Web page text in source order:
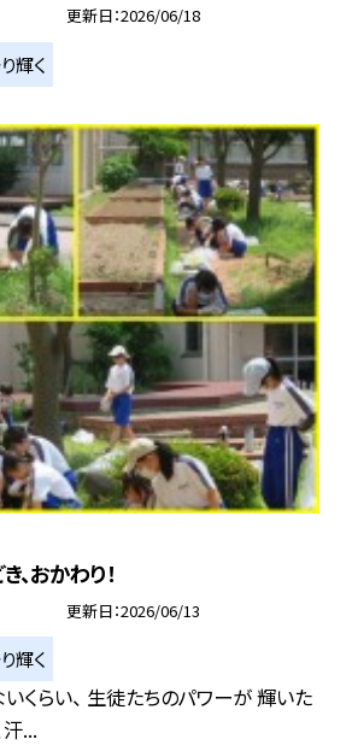
更新日 2026/06/18
輝く
、おかわり！
更新日 2026/06/13
輝く
くらい、 生徒たちのパワーが 輝いた
...